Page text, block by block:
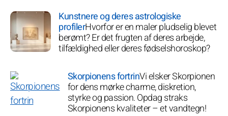
Kunstnere og deres astrologiske
profilerHvorfor er en maler pludselig blevet
berømt? Er det frugten af deres arbejde,
tilfældighed eller deres fødselshoroskop?
Skorpionens fortrinVi elsker Skorpionen
for dens mørke charme, diskretion,
styrke og passion. Opdag straks
Skorpionens kvaliteter – et vandtegn!